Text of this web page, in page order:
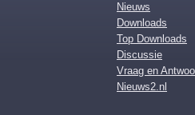
Nieuws
Downloads
Top Downloads
Discussie
Vraag en
Nieuws2.nl